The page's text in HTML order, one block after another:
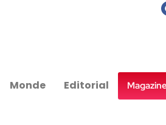
Monde Editorial